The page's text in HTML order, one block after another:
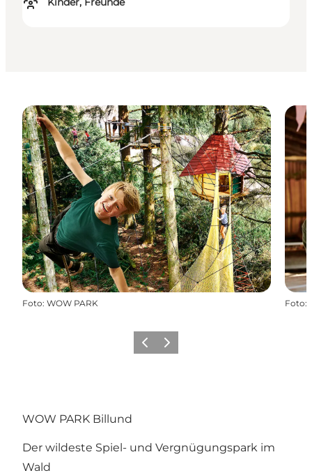
Foto: WOW PARK Foto:
Vorherige Folie
Nächste Folie
WOW PARK Billund
Der wildeste Spiel- und Vergnügungspark im
Wald